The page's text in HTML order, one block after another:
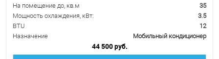
На помещение до, кв.м
35
Мощность охлаждения, кВт:
3.5
BTU
12
Назначение
Мобильный кондиционер
44 500 руб.